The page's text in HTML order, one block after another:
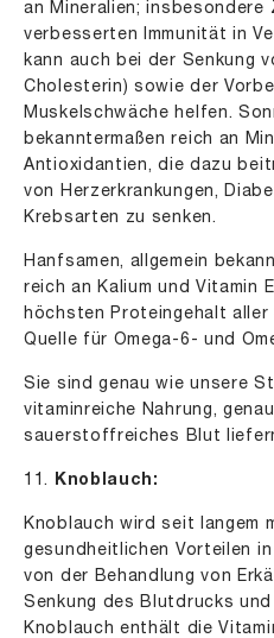
an Mineralien; insbesondere
verbesserten Immunität in
kann auch bei der Senkung
Cholesterin) sowie der
Muskelschwäche helfen.
bekanntermaßen reich an
Antioxidantien, die dazu
von Herzerkrankungen,
Krebsarten zu senken.
Hanfsamen, allgemein
reich an Kalium und Vitamin
höchsten Proteingehalt aller
Quelle für Omega-6- und
Sie sind genau wie unsere
vitaminreiche Nahrung,
sauerstoffreiches Blut
11. Knoblauch:
Knoblauch wird seit langem
gesundheitlichen Vorteilen
von der Behandlung von
Senkung des Blutdrucks
Knoblauch enthält die